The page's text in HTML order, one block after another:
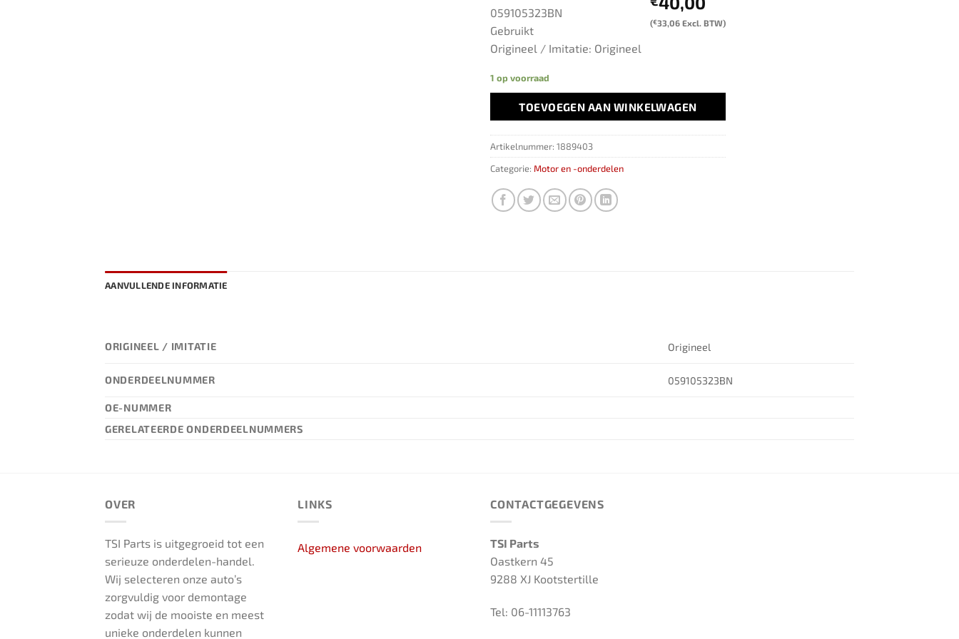
(€33,06 Excl. BTW)
059105323BN
Gebruikt
Origineel / Imitatie: Origineel
1 op voorraad
TOEVOEGEN AAN WINKELWAGEN
Artikelnummer: 1889403
Categorie: Motor en -onderdelen
AANVULLENDE INFORMATIE
ORIGINEEL / IMITATIE Origineel
ONDERDEELNUMMER 059105323BN
OE-NUMMER
GERELATEERDE ONDERDEELNUMMERS
OVER
TSI Parts is uitgegroeid tot een
serieuze onderdelen-handel.
Wij selecteren onze auto’s
zorgvuldig voor demontage
zodat wij de mooiste en meest
unieke onderdelen kunnen
LINKS
Algemene voorwaarden
CONTACTGEGEVENS
TSI Parts
Oastkern 45
9288 XJ Kootstertille
Tel: 06-11113763